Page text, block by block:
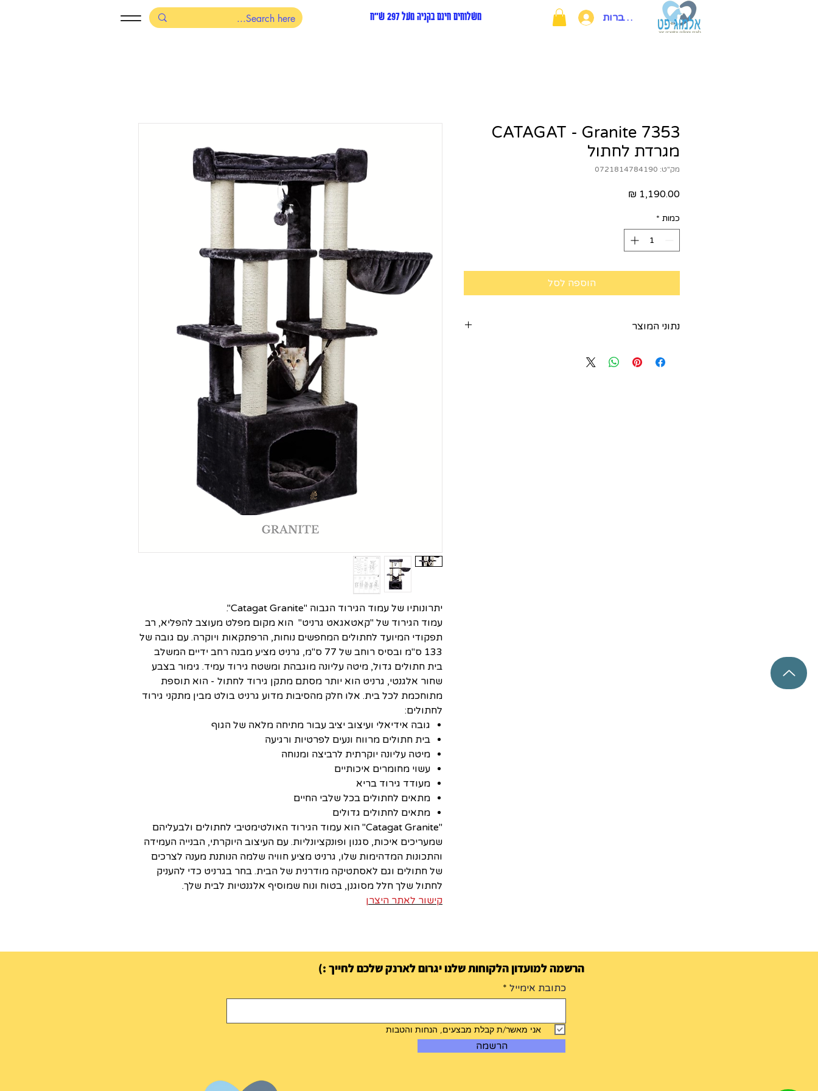
משלוחים חינם בקניה מעל 297 ש"ח להתחברות
יתרונותיו של עמוד הגירוד הגבוה "Catagat Granite".
עמוד הגירוד של "קאטאגאט גרניט" הוא מקום מפלט מעוצב להפליא, רב
תפקודי המיועד לחתולים המחפשים נוחות, הרפתקאות ויוקרה. עם גובה של
133 ס"מ ובסיס רוחב של 77 ס"מ, גרניט מציע מבנה רחב ידיים המשלב
בית חתולים גדול, מיטה עליונה מוגבהת ומשטח גירוד עמיד. גימור בצבע
שחור אלגנטי, גרניט הוא יותר מסתם מתקן גירוד לחתול - הוא תוספת
מתוחכמת לכל בית. אלו חלק מהסיבות מדוע גרניט בולט מבין מתקני גירוד
לחתולים:
גובה אידיאלי ועיצוב יציב עבור מתיחה מלאה של הגוף
בית חתולים מרווח ונעים לפרטיות ורגיעה
מיטה עליונה יוקרתית לרביצה ומנוחה
עשוי מחומרים איכותיים
מעודד גירוד בריא
מתאים לחתולים בכל שלבי החיים
מתאים לחתולים גדולים
"Catagat Granite" הוא עמוד הגירוד האולטימטיבי לחתולים ולבעליהם
שמעריכים איכות, סגנון ופונקציונליות. עם העיצוב היוקרתי, הבנייה העמידה
והתכונות המדהימות שלו, גרניט מציע חוויה שלמה הנותנת מענה לצרכים
של חתולים וגם לאסתטיקה מודרנית של הבית. בחר בגרניט כדי להעניק
לחתול שלך חלל מסוגנן, בטוח ונוח שמוסיף אלגנטיות לבית שלך.
קישור לאתר היצרן
CATAGAT - Granite 7353
מגרדת לחתול
מק"ט: 0721814784190
כמות *
הוספה לסל
נתוני המוצר
מיטה עליונה: 60*45*10cm
הרשמה למועדון הלקוחות שלנו יגרום לארנק שלכם לחייך :)
כתובת אימייל
אני מאשר/ת קבלת מבצעים, הנחות והטבות
הרשמה